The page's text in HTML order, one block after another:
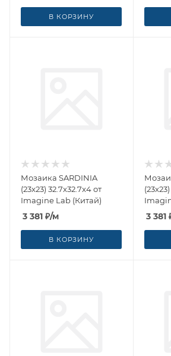
В КОРЗИНУ
Мозаика SARDINIA
(23x23) 32.7x32.7x4 от
Imagine Lab (Китай)
3 381 ₽/м
В КОРЗИНУ
3 381